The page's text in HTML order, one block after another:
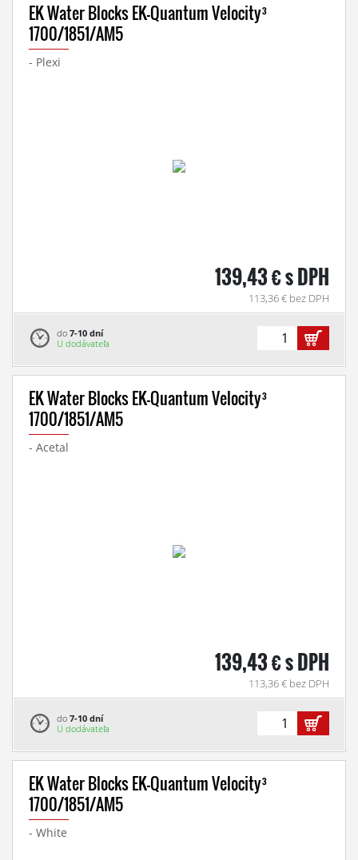
EK Water Blocks EK-Quantum Velocity³
1700/1851/AM5
- Plexi
139,43 € s DPH
113,36 € bez DPH
do 7-10 dní
U dodávateľa
EK Water Blocks EK-Quantum Velocity³
1700/1851/AM5
- Acetal
139,43 € s DPH
113,36 € bez DPH
do 7-10 dní
U dodávateľa
EK Water Blocks EK-Quantum Velocity³
1700/1851/AM5
- White